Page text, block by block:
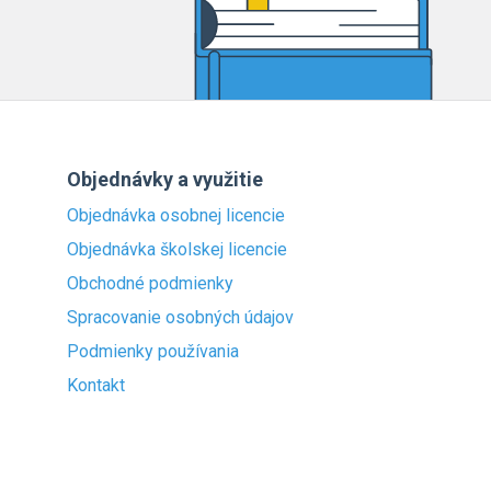
Objednávky a využitie
Objednávka osobnej licencie
Objednávka školskej licencie
Obchodné podmienky
Spracovanie osobných údajov
Podmienky používania
Kontakt